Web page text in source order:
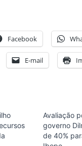
Facebook
E-mail
Avaliação
governo
de 40%